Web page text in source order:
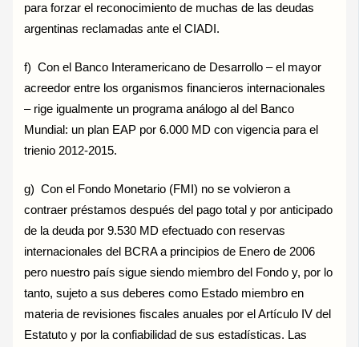
para forzar el reconocimiento de muchas de las deudas
argentinas reclamadas ante el CIADI.
f) Con el Banco Interamericano de Desarrollo – el mayor
acreedor entre los organismos financieros internacionales
– rige igualmente un programa análogo al del Banco
Mundial: un plan EAP por 6.000 MD con vigencia para el
trienio 2012-2015.
g) Con el Fondo Monetario (FMI) no se volvieron a
contraer préstamos después del pago total y por anticipado
de la deuda por 9.530 MD efectuado con reservas
internacionales del BCRA a principios de Enero de 2006
pero nuestro país sigue siendo miembro del Fondo y, por lo
tanto, sujeto a sus deberes como Estado miembro en
materia de revisiones fiscales anuales por el Artículo IV del
Estatuto y por la confiabilidad de sus estadísticas. Las